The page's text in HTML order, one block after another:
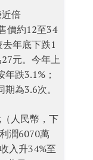
倍
價約12至34
年底下跌1
元。今年上
跌3.1%；
為3.6次。
人民幣，下
潤6070萬
入升34%至